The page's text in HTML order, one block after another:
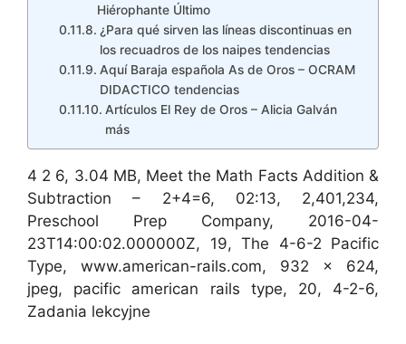
Hiérophante Último
¿Para qué sirven las líneas discontinuas en
los recuadros de los naipes tendencias
Aquí Baraja española As de Oros – OCRAM
DIDACTICO tendencias
Artículos El Rey de Oros – Alicia Galván
más
4 2 6, 3.04 MB, Meet the Math Facts Addition &
Subtraction – 2+4=6, 02:13, 2,401,234,
Preschool Prep Company, 2016-04-
23T14:00:02.000000Z, 19, The 4-6-2 Pacific
Type, www.american-rails.com, 932 x 624,
jpeg, pacific american rails type, 20, 4-2-6,
Zadania lekcyjne